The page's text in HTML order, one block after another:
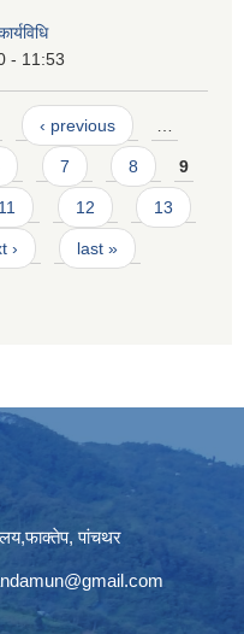
- 11:53
‹ previous
7 8 9
11 12 13
› last »
पांचथर